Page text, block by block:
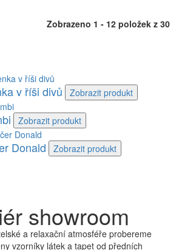
Zobrazeno 1 - 12 položek z 30
v říši divů Zobrazit produkt
Zobrazit produkt
Donald Zobrazit produkt
showroom
a relaxační atmosféře probereme
vzorníky látek a tapet od předních